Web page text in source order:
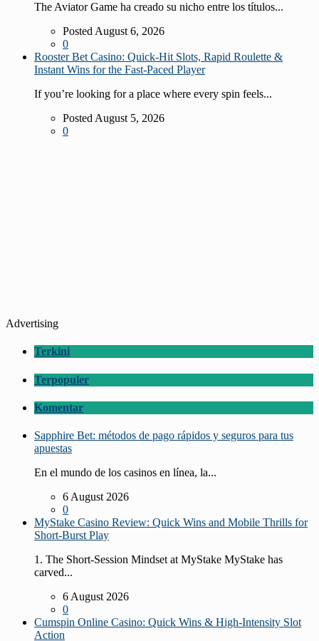
The Aviator Game ha creado su nicho entre los títulos...
Posted August 6, 2026
0
Rooster Bet Casino: Quick‑Hit Slots, Rapid Roulette &
Instant Wins for the Fast‑Paced Player
If you’re looking for a place where every spin feels...
Posted August 5, 2026
0
Advertising
Terkini
Terpopuler
Komentar
Sapphire Bet: métodos de pago rápidos y seguros para tus
apuestas
En el mundo de los casinos en línea, la...
6 August 2026
0
MyStake Casino Review: Quick Wins and Mobile Thrills for
Short‑Burst Play
1. The Short‑Session Mindset at MyStake MyStake has
carved...
6 August 2026
0
Cumspin Online Casino: Quick Wins & High‑Intensity Slot
Action